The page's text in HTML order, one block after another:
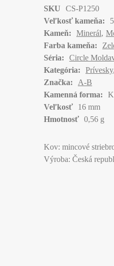
SKU
CS-P1250
Veľkosť kameňa:
Kameň:
Minerál
Farba kameňa:
Séria:
Circle
Kategória:
Prívesky
Značka:
A-B
Kamenná forma:
Veľkosť
16 mm
Hmotnosť 0,56 g
Kov: mincové
Výroba: Česká